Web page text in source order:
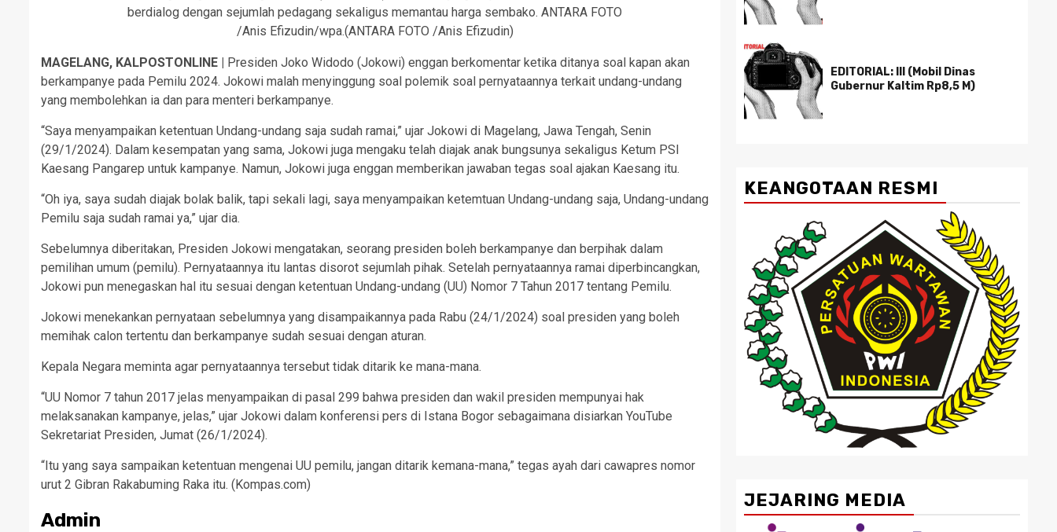
berdialog dengan sejumlah pedagang sekaligus memantau harga sembako. ANTARA FOTO
/Anis Efizudin/wpa.(ANTARA FOTO /Anis Efizudin)
MAGELANG, KALPOSTONLINE | Presiden Joko Widodo (Jokowi) enggan berkomentar ketika ditanya soal kapan akan
berkampanye pada Pemilu 2024. Jokowi malah menyinggung soal polemik soal pernyataannya terkait undang-undang
yang membolehkan ia dan para menteri berkampanye.
“Saya menyampaikan ketentuan Undang-undang saja sudah ramai,” ujar Jokowi di Magelang, Jawa Tengah, Senin
(29/1/2024). Dalam kesempatan yang sama, Jokowi juga mengaku telah diajak anak bungsunya sekaligus Ketum PSI
Kaesang Pangarep untuk kampanye. Namun, Jokowi juga enggan memberikan jawaban tegas soal ajakan Kaesang itu.
“Oh iya, saya sudah diajak bolak balik, tapi sekali lagi, saya menyampaikan ketemtuan Undang-undang saja, Undang-undang
Pemilu saja sudah ramai ya,” ujar dia.
Sebelumnya diberitakan, Presiden Jokowi mengatakan, seorang presiden boleh berkampanye dan berpihak dalam
pemilihan umum (pemilu). Pernyataannya itu lantas disorot sejumlah pihak. Setelah pernyataannya ramai diperbincangkan,
Jokowi pun menegaskan hal itu sesuai dengan ketentuan Undang-undang (UU) Nomor 7 Tahun 2017 tentang Pemilu.
Jokowi menekankan pernyataan sebelumnya yang disampaikannya pada Rabu (24/1/2024) soal presiden yang boleh
memihak calon tertentu dan berkampanye sudah sesuai dengan aturan.
Kepala Negara meminta agar pernyataannya tersebut tidak ditarik ke mana-mana.
“UU Nomor 7 tahun 2017 jelas menyampaikan di pasal 299 bahwa presiden dan wakil presiden mempunyai hak
melaksanakan kampanye, jelas,” ujar Jokowi dalam konferensi pers di Istana Bogor sebagaimana disiarkan YouTube
Sekretariat Presiden, Jumat (26/1/2024).
“Itu yang saya sampaikan ketentuan mengenai UU pemilu, jangan ditarik kemana-mana,” tegas ayah dari cawapres nomor
urut 2 Gibran Rakabuming Raka itu. (Kompas.com)
Admin
EDITORIAL: III (Mobil Dinas
Gubernur Kaltim Rp8,5 M)
KEANGOTAAN RESMI
JEJARING MEDIA